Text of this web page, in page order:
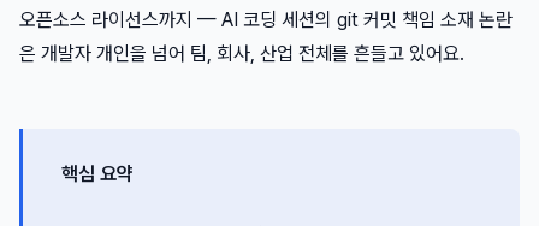
오픈소스 라이선스까지 — AI 코딩 세션의 git 커밋 책임 소재 논란
은 개발자 개인을 넘어 팀, 회사, 산업 전체를 흔들고 있어요.
핵심 요약